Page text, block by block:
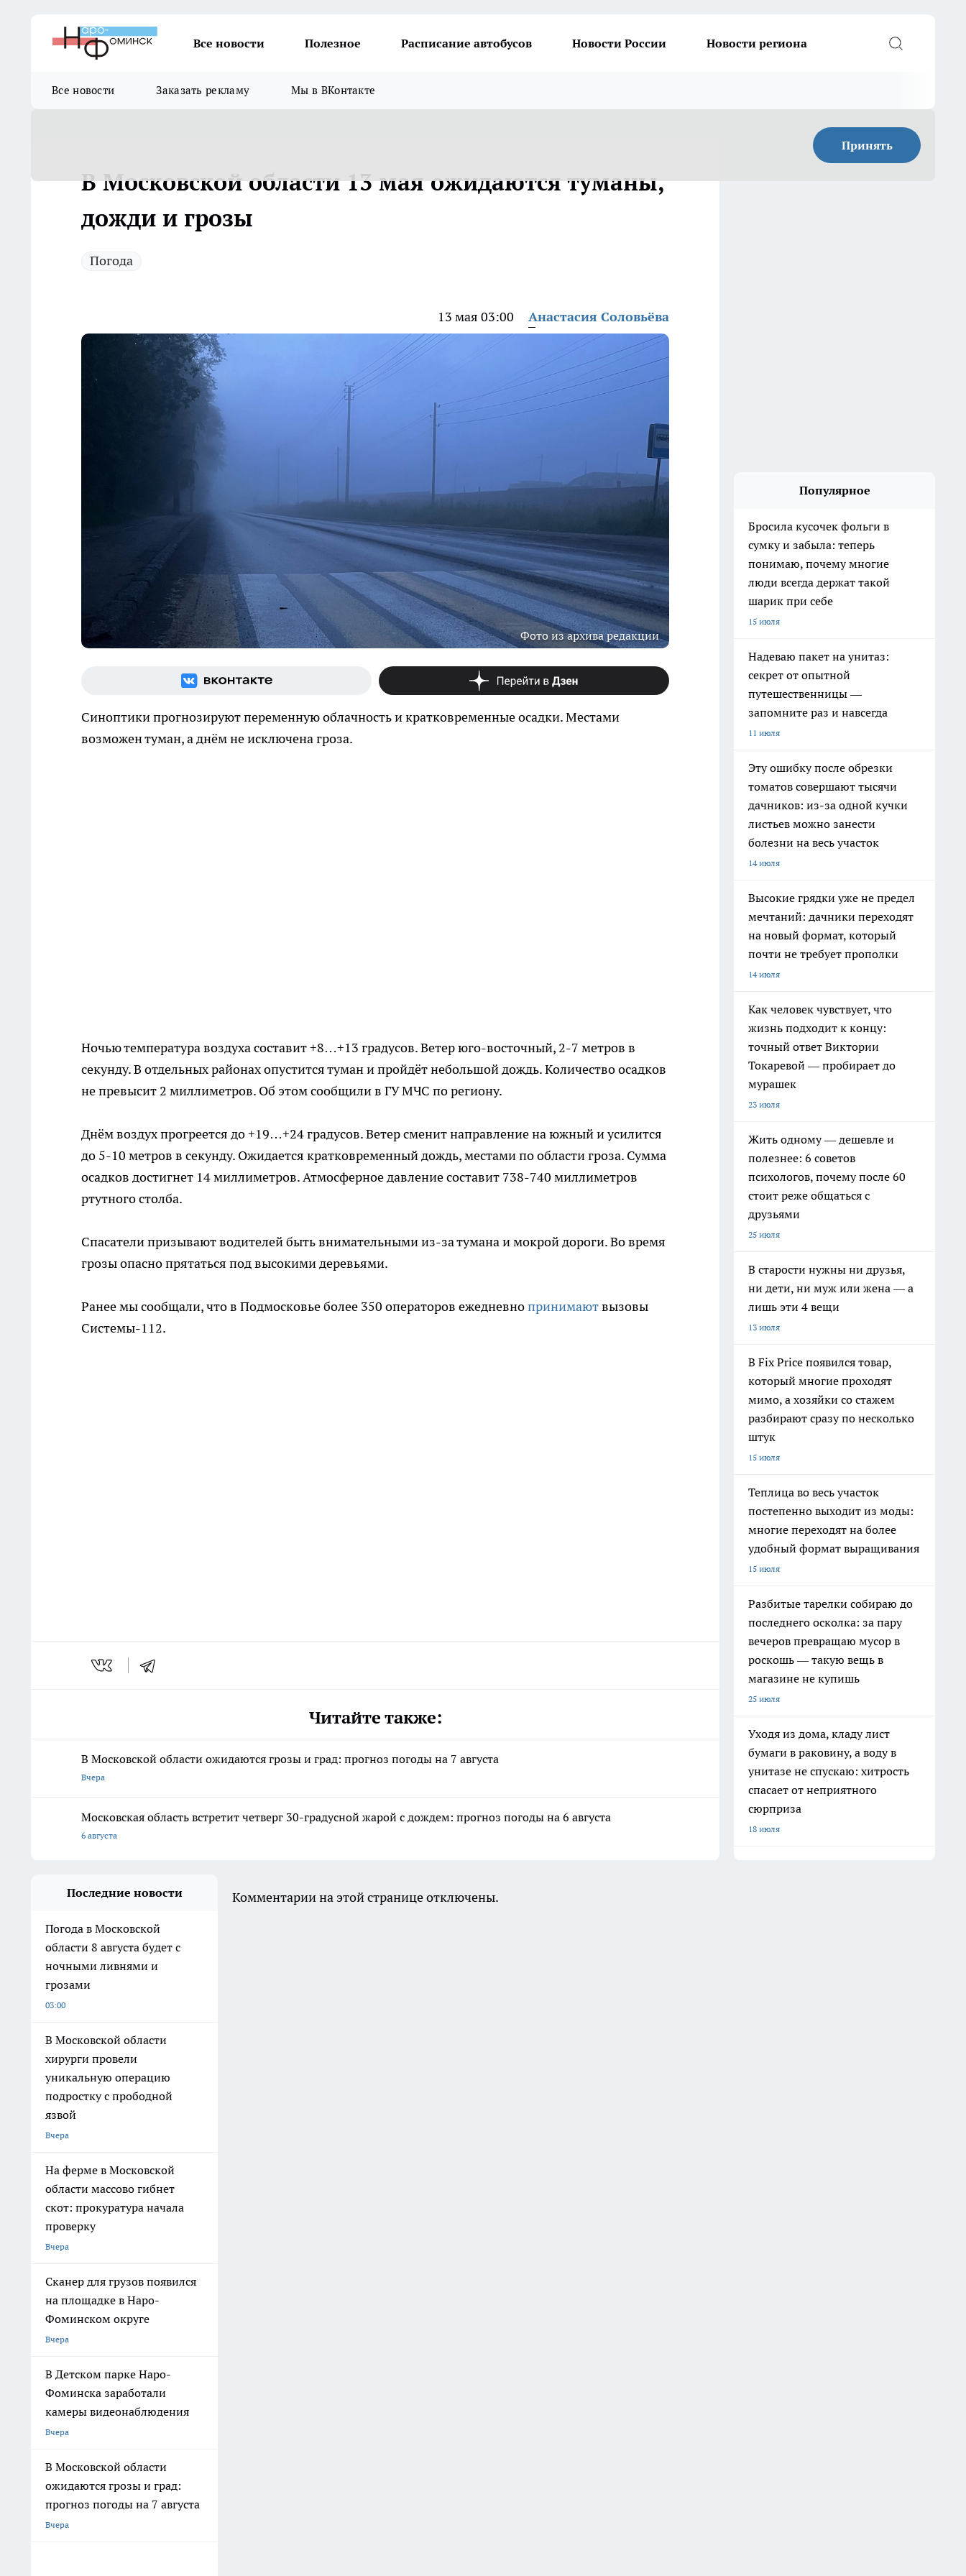
Все новости Полезное Расписание автобусов Новости России Новости региона
Все новости Заказать рекламу Мы в ВКонтакте
Принять
В Московской области 13 мая ожидаются туманы,
дожди и грозы
Погода
13 мая 03:00 Анастасия Соловьёва
Фото из архива редакции
Синоптики прогнозируют переменную облачность и кратковременные осадки. Местами
возможен туман, а днём не исключена гроза.
Ночью температура воздуха составит +8…+13 градусов. Ветер юго-восточный, 2-7 метров в
секунду. В отдельных районах опустится туман и пройдёт небольшой дождь. Количество осадков
не превысит 2 миллиметров. Об этом сообщили в ГУ МЧС по региону.
Днём воздух прогреется до +19…+24 градусов. Ветер сменит направление на южный и усилится
до 5-10 метров в секунду. Ожидается кратковременный дождь, местами по области гроза. Сумма
осадков достигнет 14 миллиметров. Атмосферное давление составит 738-740 миллиметров
ртутного столба.
Спасатели призывают водителей быть внимательными из-за тумана и мокрой дороги. Во время
грозы опасно прятаться под высокими деревьями.
Ранее мы сообщали, что в Подмосковье более 350 операторов ежедневнопринимаютвызовы
Системы-112.
Читайте также:
В Московской области ожидаются грозы и град: прогноз погоды на 7 августа
Вчера
Московская область встретит четверг 30-градусной жарой с дождем: прогноз погоды на 6 августа
6 августа
Популярное
Бросила кусочек фольги в
сумку и забыла: теперь
понимаю, почему многие
люди всегда держат такой
шарик при себе
15 июля
Надеваю пакет на унитаз:
секрет от опытной
путешественницы —
запомните раз и навсегда
11 июля
Эту ошибку после обрезки
томатов совершают тысячи
дачников: из-за одной кучки
листьев можно занести
болезни на весь участок
14 июля
Высокие грядки уже не предел
мечтаний: дачники переходят
на новый формат, который
почти не требует прополки
14 июля
Как человек чувствует, что
жизнь подходит к концу:
точный ответ Виктории
Токаревой — пробирает до
мурашек
23 июля
Жить одному — дешевле и
полезнее: 6 советов
психологов, почему после 60
стоит реже общаться с
друзьями
25 июля
В старости нужны ни друзья,
ни дети, ни муж или жена — а
лишь эти 4 вещи
13 июля
В Fix Price появился товар,
который многие проходят
мимо, а хозяйки со стажем
разбирают сразу по несколько
штук
15 июля
Теплица во весь участок
постепенно выходит из моды:
многие переходят на более
удобный формат выращивания
15 июля
Разбитые тарелки собираю до
последнего осколка: за пару
вечеров превращаю мусор в
роскошь — такую вещь в
магазине не купишь
25 июля
Уходя из дома, кладу лист
бумаги в раковину, а воду в
унитазе не спускаю: хитрость
спасает от неприятного
сюрприза
18 июля
Последние новости
Погода в Московской
области 8 августа будет с
ночными ливнями и
грозами
03:00
В Московской области
хирурги провели
уникальную операцию
подростку с прободной
язвой
Вчера
На ферме в Московской
области массово гибнет
скот: прокуратура начала
проверку
Вчера
Сканер для грузов появился
на площадке в Наро-
Фоминском округе
Вчера
В Детском парке Наро-
Фоминска заработали
камеры видеонаблюдения
Вчера
В Московской области
ожидаются грозы и град:
прогноз погоды на 7 августа
Вчера
Комментарии на этой странице отключены.